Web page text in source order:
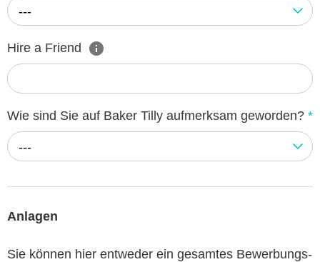
---
Hire a Friend
Wie sind Sie auf Baker Tilly aufmerksam geworden? *
---
Anlagen
Sie können hier entweder ein gesamtes Bewerbungs-